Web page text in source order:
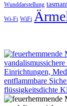
Wunddarstellung
Wi-Fi WiFi